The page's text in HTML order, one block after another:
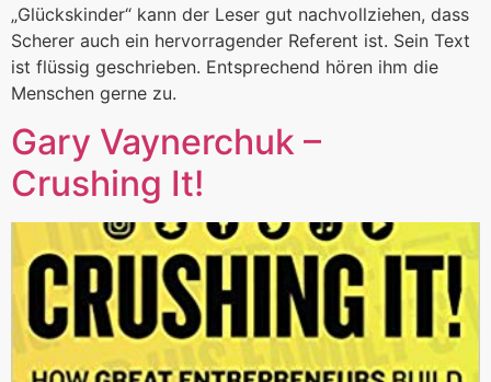
„Glückskinder“ kann der Leser gut nachvollziehen, dass
Scherer auch ein hervorragender Referent ist. Sein Text
ist flüssig geschrieben. Entsprechend hören ihm die
Menschen gerne zu.
Gary Vaynerchuk –
Crushing It!